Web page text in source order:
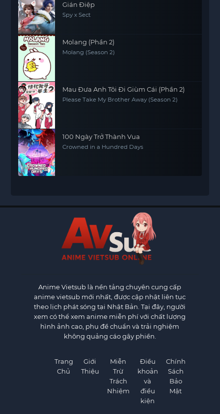
Gián Điệp
Spy x Sect
Molang (Phần 2)
Molang (Season 2)
Mau Đưa Anh Tôi Đi Giùm Cái (Phần 2)
Please Take My Brother Away (Season 2)
100 Ngày Trở Thành Vua
Crowned in a Hundred Days
Anime Vietsub là nền tảng chuyên cung cấp
anime vietsub mới nhất, được cập nhật liên tục
theo lịch phát sóng tại Nhật Bản. Tại đây, người
xem có thể xem anime miễn phí với chất lượng
hình ảnh cao, phụ đề chuẩn và trải nghiệm
không quảng cáo gây phiền.
Trang
Chủ
Giới
Thiệu
Miễn
Trừ
Trách
Nhiệm
Điều
khoản
và
điều
kiện
Chính
Sách
Bảo
Mật